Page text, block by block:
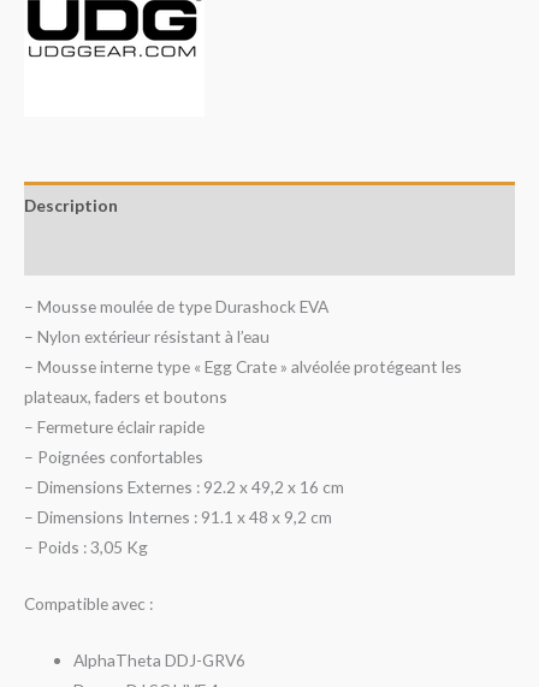
Description
– Mousse moulée de type Durashock EVA
– Nylon extérieur résistant à l’eau
– Mousse interne type « Egg Crate » alvéolée protégeant les
plateaux, faders et boutons
– Fermeture éclair rapide
– Poignées confortables
– Dimensions Externes : 92.2 x 49,2 x 16 cm
– Dimensions Internes : 91.1 x 48 x 9,2 cm
– Poids : 3,05 Kg
Compatible avec :
AlphaTheta DDJ-GRV6